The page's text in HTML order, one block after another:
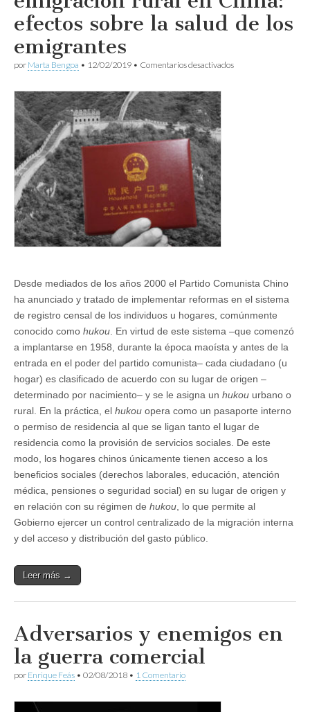
efectos sobre la salud de los
emigrantes
por Marta Bengoa • 12/02/2019 • Comentarios desactivadosen
Desde mediados de los años 2000 el Partido Comunista Chino
ha anunciado y tratado de implementar reformas en el sistema
de registro censal de los individuos u hogares, comúnmente
conocido como hukou . En virtud de este sistema –que comenzó
a implantarse en 1958, durante la época maoísta y antes de la
entrada en el poder del partido comunista– cada ciudadano (u
hogar) es clasificado de acuerdo con su lugar de origen –
determinado por nacimiento– y se le asigna un hukou urbano o
rural. En la práctica, el hukou opera como un pasaporte interno
o permiso de residencia al que se ligan tanto el lugar de
residencia como la provisión de servicios sociales. De este
modo, los hogares chinos únicamente tienen acceso a los
beneficios sociales (derechos laborales, educación, atención
médica, pensiones o seguridad social) en su lugar de origen y
en relación con su régimen de hukou , lo que permite al
Gobierno ejercer un control centralizado de la migración interna
y del acceso y distribución del gasto público.
Leer más →
Adversarios y enemigos en
la guerra comercial
por Enrique Feás • 02/08/2018 • 1 Comentario